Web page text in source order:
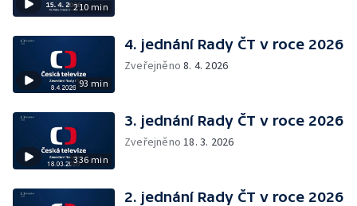
210 min
93 min
4. jednání Rady ČT v roce 2026
Zveřejněno8. 4. 2026
336 min
3. jednání Rady ČT v roce 2026
Zveřejněno18. 3. 2026
2. jednání Rady ČT v roce 2026